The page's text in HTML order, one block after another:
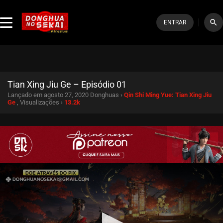
ENTRAR search
Tian Xing Jiu Ge – Episódio 01
Lançado em agosto 27, 2020 Donghuas › Qin Shi Ming Yue: Tian Xing Jiu
Ge , Visualizações › 13.2k